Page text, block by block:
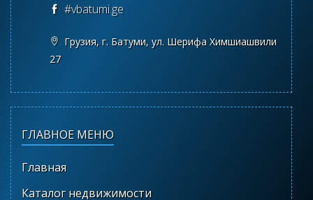
#vbatumi.ge
Грузия, г. Батуми, ул. Шерифа Химшиашвили
27
ГЛАВНОЕ МЕНЮ
Главная
Каталог недвижимости